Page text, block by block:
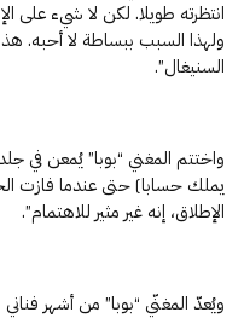
انتظرته طويلا. لكن لا شيء على
ولهذا السبب ببساطة لا أحبه. هذا
السنيغال”.
واختتم المغني “بوبا” يُمعن في
يملك حسابا) حتى عندما فازت
الإطلاق، إنه غير مثير للاهتمام”.
ويُعدّ المغنّي “بوبا” من أشهر فناني